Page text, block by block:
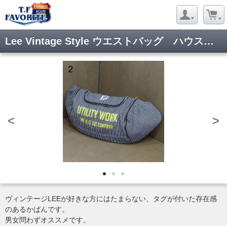
Lee Vintage Style ウエストバッグ ハウスマークタグ ヒッコリー
< >
ヴィンテージLEEが好きな方にはたまらない、タグが付いた存在感
のあるかばんです。
男女問わずオススメです。